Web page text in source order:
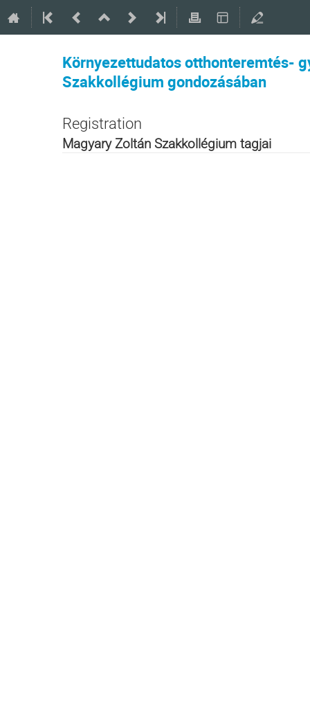
Környezettudatos otthonteremtés-
Szakkollégium gondozásában
Registration
Magyary Zoltán Szakkollégium tagjai